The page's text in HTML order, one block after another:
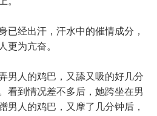
已经出汗，汗水中的催情成分，
更为亢奋。
男人的鸡巴，又舔又吸的好几分
看到情况差不多后，她跨坐在男
男人的鸡巴，又摩了几分钟后，